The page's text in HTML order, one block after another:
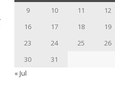
9
10 11 12
16
17 18 19
23
24 25 26
30
31
« Jul